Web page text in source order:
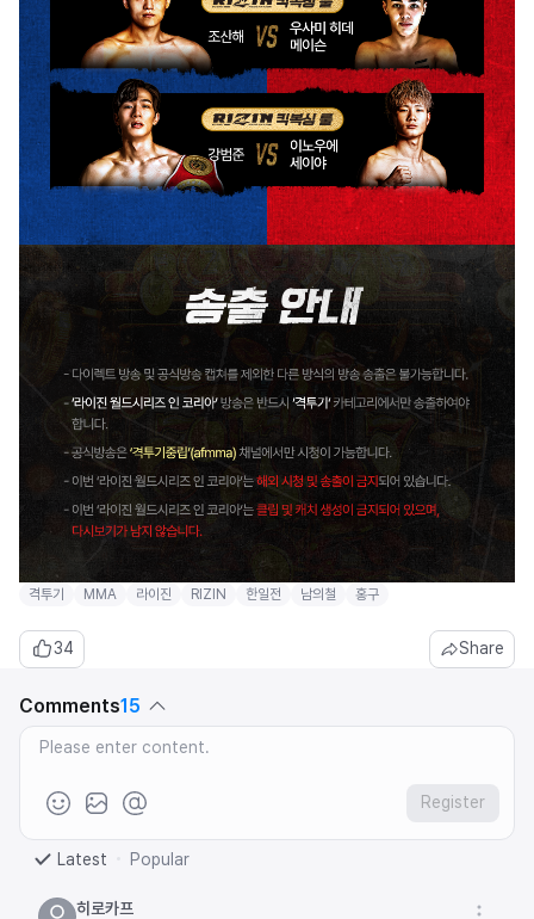
격투기 MMA 라이진 RIZIN 한일전 남의철 홍구
34 Share
Comments15
Register
Latest Popular
히로카프